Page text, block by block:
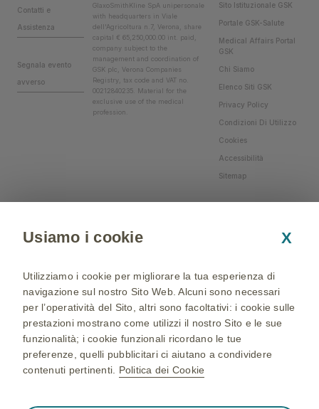
Contatti e
Assistenza
Segnala evento
avverso
GlaxoSmithKline SpA unipersonale
with headquarters in Viale
dell'Agricoltura n.7, Verona, share
capital € 65,250,000.00 int. paid,
company subject to the
management and coordination of
GSK plc, Verona Companies
Registry, tax code and VAT no.
00212840235. Material for the
exclusive use of the medical
profession.
Sito Istituzionale GSK
Portale GSK-Salute
Medical Affairs Portal
GSK
Chi Siamo
Elenco Siti GSK
Privacy Policy
Condizioni Di Utilizzo
Cookies
Accessibilità
Sitemap
Usiamo i cookie X
Utilizziamo i cookie per migliorare la tua esperienza di
navigazione sul nostro Sito Web. Alcuni sono necessari
per l’operatività del Sito, altri sono facoltativi: i cookie sulle
prestazioni mostrano come utilizzi il nostro Sito e le sue
funzionalità; i cookie funzionali ricordano le tue
preferenze, quelli pubblicitari ci aiutano a condividere
contenuti pertinenti. Politica dei Cookie